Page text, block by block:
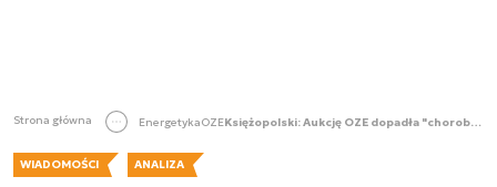
Strona główna EnergetykaOZE Księżopolski: Aukcję OZE dopadła "choroba wieku dziecięcego"
WIADOMOŚCI ANALIZA